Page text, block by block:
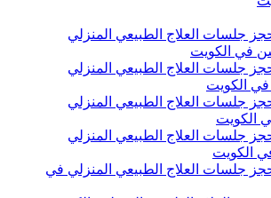
جلسات العلاج الطبيعي المنزلي
في الكويت
جلسات العلاج الطبيعي المنزلي
في الكويت
جلسات العلاج الطبيعي المنزلي
الكويت
جلسات العلاج الطبيعي المنزلي
الكويت
جلسات العلاج الطبيعي المنزلي في